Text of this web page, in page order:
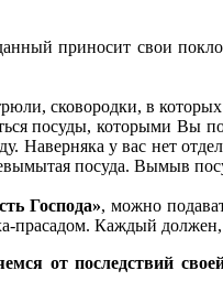
приносит свои
сковородки, в
посуды, которыми Вы
Наверняка у вас нет
посуда. Вымыв
Господа», можно
Каждый должен,
от последствий